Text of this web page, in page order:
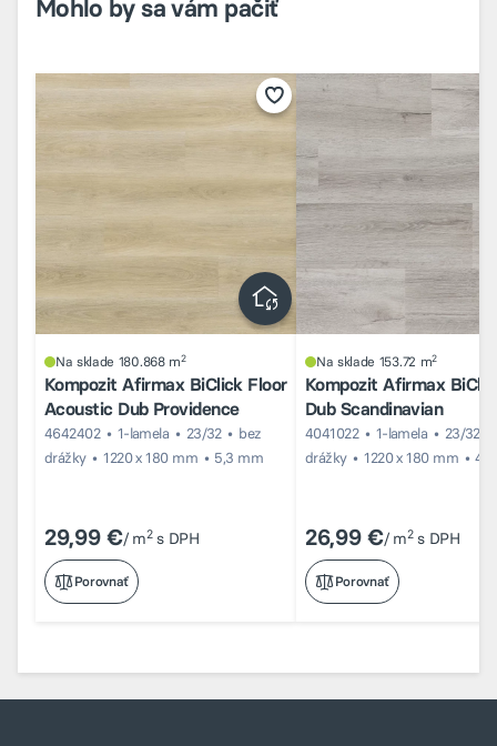
Mohlo by sa vám pačiť
Porovnať
Na sklade 180.868 m2
Kompozit Afirmax BiClick Floor
Acoustic Dub Providence
4642402 1-lamela 23/32
bez
drážky
1220 x 180 mm 5,3 mm
29,99 €/ m2s DPH
Porovnať
Na sklade 153.72 m2
Kompozit Afirmax
Dub Scandinavian
4041022 1-lamela
23/32
drážky
1220 x 180 mm 4
26,99 €/ m2s DPH